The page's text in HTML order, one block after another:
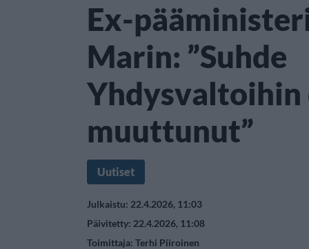
Ex-
Marin: ”Suhde
Yhdysvaltoihin
muuttunut”
Uutiset
Julkaistu: 22.4.2026, 11:03
Päivitetty: 22.4.2026, 11:08
Toimittaja: Terhi Piiroinen